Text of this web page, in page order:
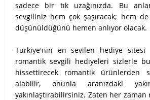
sadece bir tık uzağınızda. Bu
sevgiliniz hem çok şaşıracak; hem
düşünüldüğünü hemen anlıyor olacak.
Türkiye'nin en sevilen hediye sitesi
romantik sevgili hediyeleri sizlerle
hissettirecek romantik ürünlerden
alabilir, onunla aranızdaki
yakınlaştırabilirsiniz. Zaten her zaman